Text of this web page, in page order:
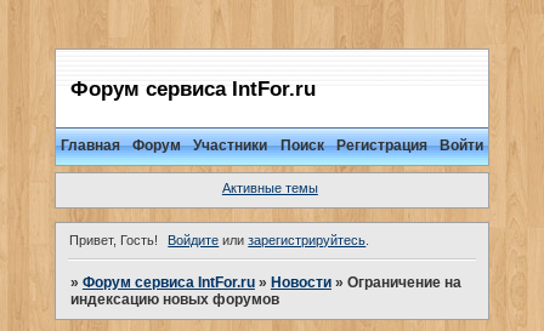
Форум сервиса IntFor.ru
Главная Форум Участники Поиск Регистрация Войти
Активные темы
Привет, Гость! Войдите илизарегистрируйтесь.
» Форум сервиса IntFor.ru » Новости » Ограничение на
индексацию новых форумов